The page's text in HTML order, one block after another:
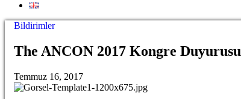
Bildirimler
The ANCON 2017 Kongre Duyurusu
Temmuz 16, 2017